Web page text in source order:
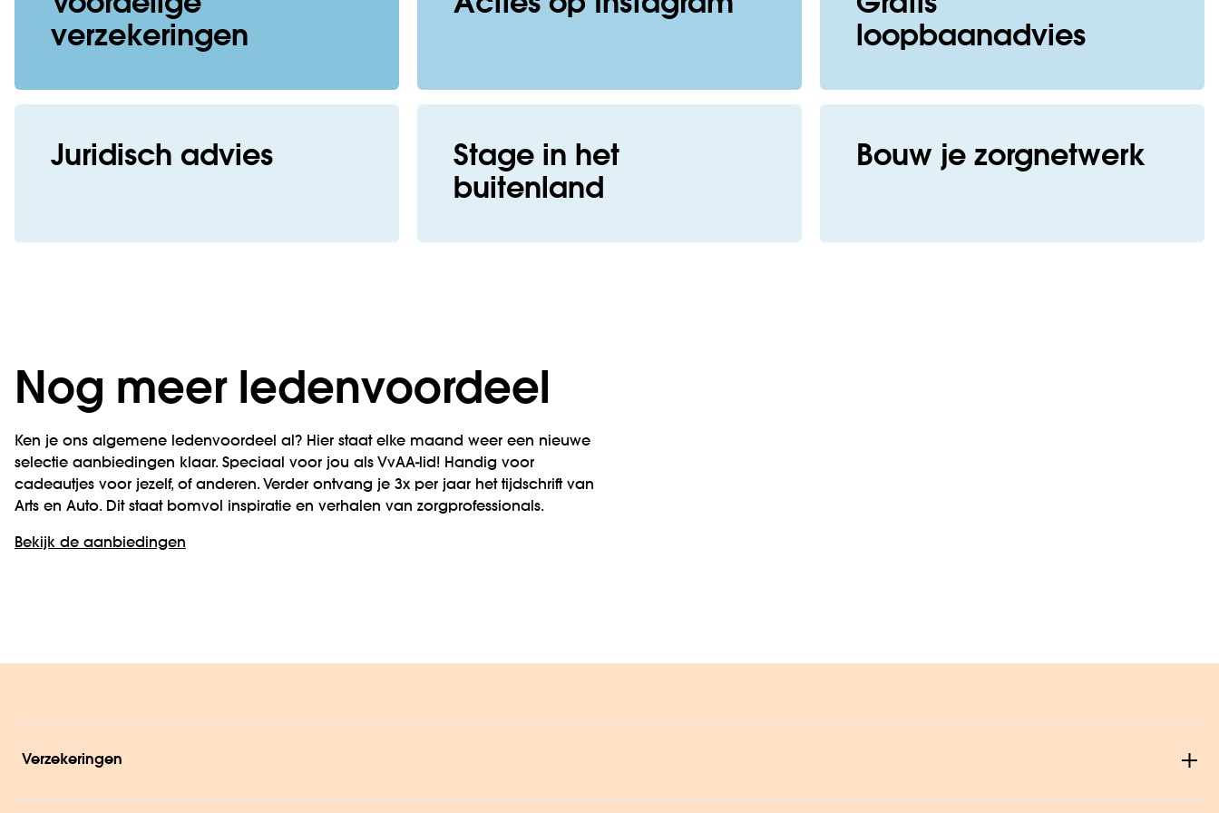
verzekeringen
loopbaanadvies
Juridisch advies
Stage in het
buitenland
Bouw je zorgnetwerk
Nog meer ledenvoordeel
Ken je ons algemene ledenvoordeel al? Hier staat elke maand weer een nieuwe
selectie aanbiedingen klaar. Speciaal voor jou als VvAA-lid! Handig voor
cadeautjes voor jezelf, of anderen. Verder ontvang je 3x per jaar het tijdschrift van
Arts en Auto. Dit staat bomvol inspiratie en verhalen van zorgprofessionals.
Bekijk de aanbiedingen
Verzekeringen